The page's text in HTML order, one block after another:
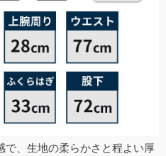
で、生地の柔らかさと程よい厚